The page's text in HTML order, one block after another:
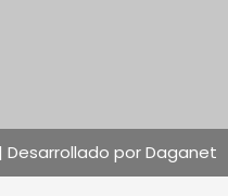
por Daganet